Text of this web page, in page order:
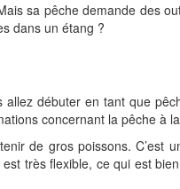
sa pêche demande des
dans un étang ?
débuter en tant que
concernant la pêche à
de gros poissons. C’est
très flexible, ce qui est